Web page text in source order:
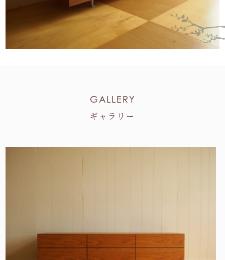
GALLERY
ギャラリー